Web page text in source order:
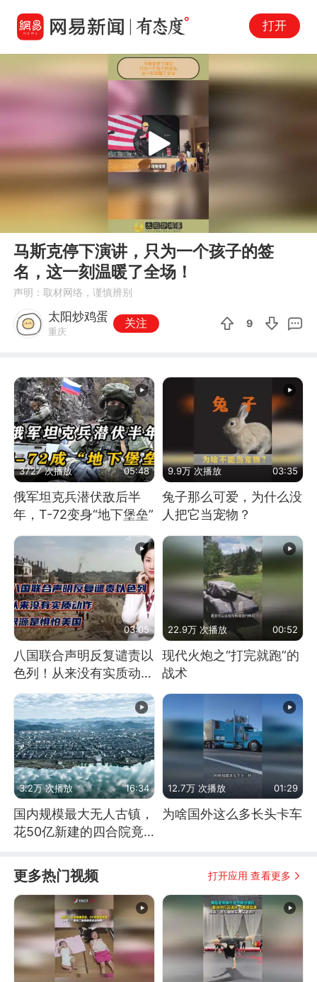
打开
02:12
Play
马斯克停下演讲，只为一个孩子的签
名，这一刻温暖了全场！
声明：取材网络，谨慎辨别
太阳炒鸡蛋
重庆
关注 9
3727 次播放 05:48
俄军坦克兵潜伏敌后半
年，T-72变身“地下堡垒”
9.9万 次播放 03:35
兔子那么可爱，为什么没
人把它当宠物？
03:05
八国联合声明反复谴责以
色列！从来没有实质动
作！根源是惧怕美国
22.9万 次播放 00:52
现代火炮之“打完就跑”的
战术
3.2万 次播放 16:34
国内规模最大无人古镇，
花50亿新建的四合院竟
12.7万 次播放 01:29
为啥国外这么多长头卡车
更多热门视频 打开应用 查看更多